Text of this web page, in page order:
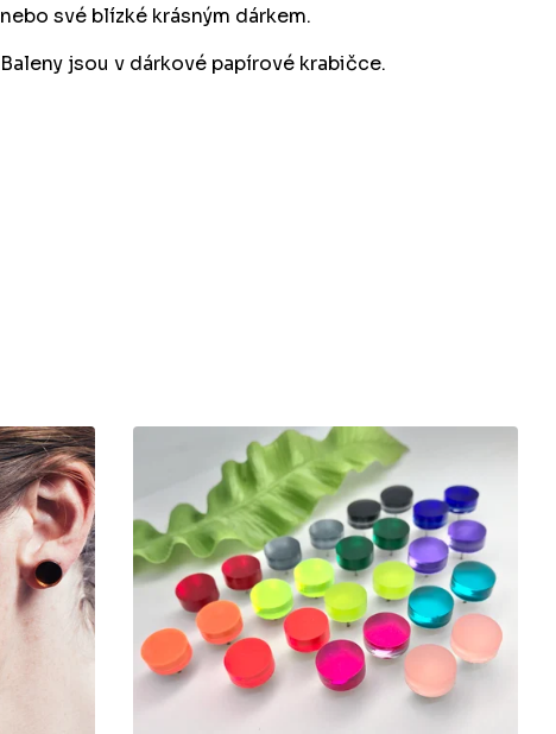
nebo své blízké krásným dárkem.
Baleny jsou v dárkové papírové krabičce.